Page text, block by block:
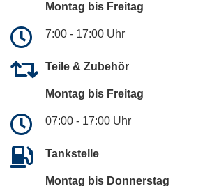
Montag bis Freitag
7:00 - 17:00 Uhr
Teile & Zubehör
Montag bis Freitag
07:00 - 17:00 Uhr
Tankstelle
Montag bis Donnerstag